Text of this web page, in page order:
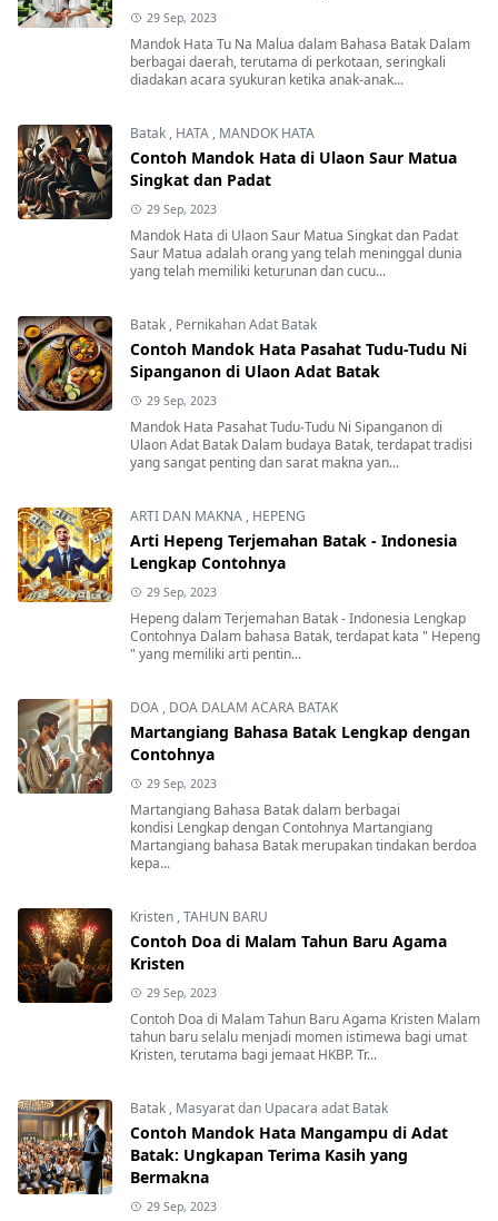
29 Sep, 2023
Mandok Hata Tu Na Malua dalam Bahasa Batak Dalam
berbagai daerah, terutama di perkotaan, seringkali
diadakan acara syukuran ketika anak-anak...
Batak , HATA , MANDOK HATA
Contoh Mandok Hata di Ulaon Saur Matua
Singkat dan Padat
29 Sep, 2023
Mandok Hata di Ulaon Saur Matua Singkat dan Padat
Saur Matua adalah orang yang telah meninggal dunia
yang telah memiliki keturunan dan cucu...
Batak , Pernikahan Adat Batak
Contoh Mandok Hata Pasahat Tudu-Tudu Ni
Sipanganon di Ulaon Adat Batak
29 Sep, 2023
Mandok Hata Pasahat Tudu-Tudu Ni Sipanganon di
Ulaon Adat Batak Dalam budaya Batak, terdapat tradisi
yang sangat penting dan sarat makna yan...
ARTI DAN MAKNA , HEPENG
Arti Hepeng Terjemahan Batak - Indonesia
Lengkap Contohnya
29 Sep, 2023
Hepeng dalam Terjemahan Batak - Indonesia Lengkap
Contohnya Dalam bahasa Batak, terdapat kata " Hepeng
" yang memiliki arti pentin...
DOA , DOA DALAM ACARA BATAK
Martangiang Bahasa Batak Lengkap dengan
Contohnya
29 Sep, 2023
Martangiang Bahasa Batak dalam berbagai
kondisi Lengkap dengan Contohnya Martangiang
Martangiang bahasa Batak merupakan tindakan berdoa
kepa...
Kristen ,TAHUN BARU
Contoh Doa di Malam Tahun Baru Agama
Kristen
29 Sep, 2023
Contoh Doa di Malam Tahun Baru Agama Kristen Malam
tahun baru selalu menjadi momen istimewa bagi umat
Kristen, terutama bagi jemaat HKBP. Tr...
Batak , Masyarat dan Upacara adat Batak
Contoh Mandok Hata Mangampu di Adat
Batak: Ungkapan Terima Kasih yang
Bermakna
29 Sep, 2023